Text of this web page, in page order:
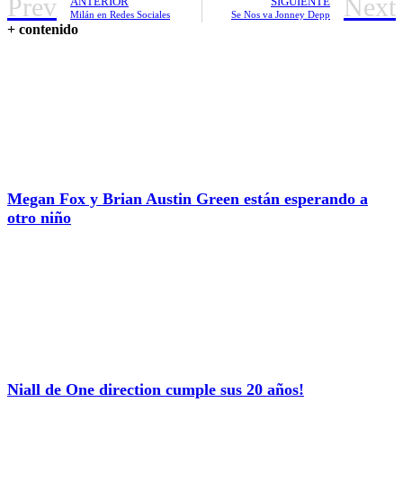
Prev Milán en Redes Sociales Se Nos va Jonney Depp Next
+ contenido
Megan Fox y Brian Austin Green están esperando a
otro niño
Niall de One direction cumple sus 20 años!